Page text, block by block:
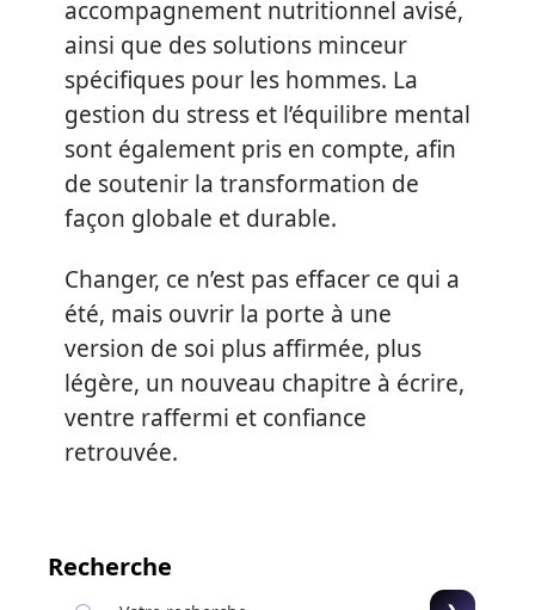
accompagnement nutritionnel avisé,
ainsi que des solutions minceur
spécifiques pour les hommes. La
gestion du stress et l’équilibre mental
sont également pris en compte, afin
de soutenir la transformation de
façon globale et durable.
Changer, ce n’est pas effacer ce qui a
été, mais ouvrir la porte à une
version de soi plus affirmée, plus
légère, un nouveau chapitre à écrire,
ventre raffermi et confiance
retrouvée.
Recherche